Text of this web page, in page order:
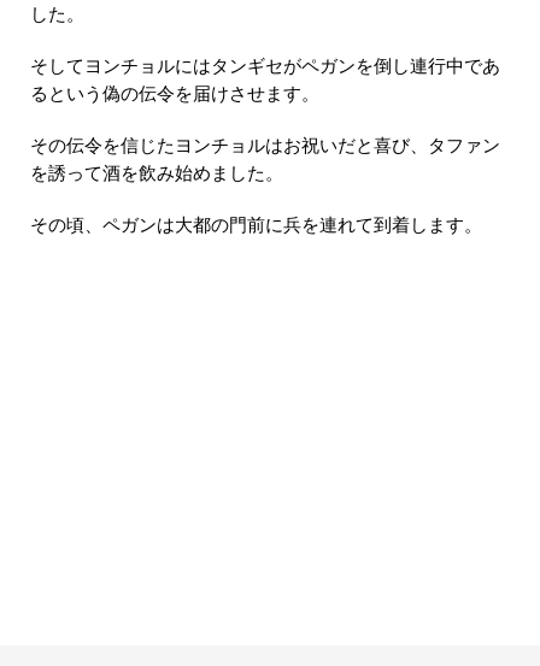
した。
そしてヨンチョルにはタンギセがペガンを倒し連行中であ
るという偽の伝令を届けさせます。
その伝令を信じたヨンチョルはお祝いだと喜び、タファン
を誘って酒を飲み始めました。
その頃、ペガンは大都の門前に兵を連れて到着します。